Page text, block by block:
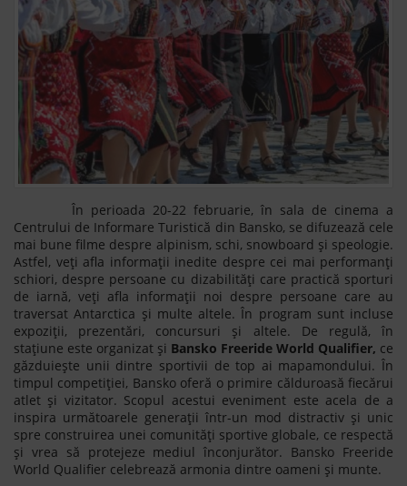
În perioada 20-22 februarie, în sala de cinema a
Centrului de Informare Turistică din Bansko, se difuzează cele
mai bune filme despre alpinism, schi, snowboard şi speologie.
Astfel, veți afla informații inedite despre cei mai performanți
schiori, despre persoane cu dizabilități care practică sporturi
de iarnă, veți afla informații noi despre persoane care au
traversat Antarctica și multe altele. În program sunt incluse
expoziţii, prezentări, concursuri şi altele. De regulă, în
stațiune este organizat și Bansko Freeride World Qualifier, ce
găzduiește unii dintre sportivii de top ai mapamondului. În
timpul competiției, Bansko oferă o primire călduroasă fiecărui
atlet și vizitator. Scopul acestui eveniment este acela de a
inspira următoarele generații într-un mod distractiv și unic
spre construirea unei comunități sportive globale, ce respectă
și vrea să protejeze mediul înconjurător. Bansko Freeride
World Qualifier celebrează armonia dintre oameni și munte.